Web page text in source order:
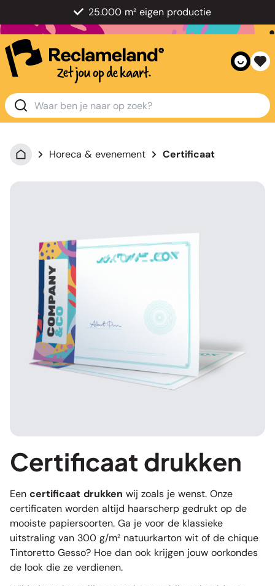
25.000 m² eigen productie
Horeca & evenement Certificaat
Certificaat drukken
Een certificaat drukken wij zoals je wenst. Onze
certificaten worden altijd haarscherp gedrukt op de
mooiste papiersoorten. Ga je voor de klassieke
uitstraling van 300 g/m² natuurkarton wit of de chique
Tintoretto Gesso? Hoe dan ook krijgen jouw oorkondes
de look die ze verdienen.